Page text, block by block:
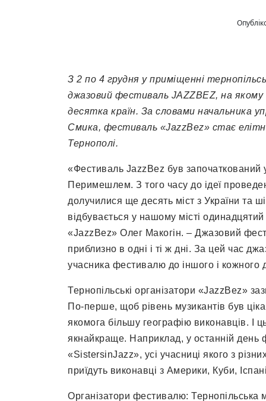
З 2 по 4 грудня у приміщенні
джазовий фестиваль JAZZBEZ, на якому
десятка країн. За словами начальника
Смика, фестиваль «JazzBez» стає
Тернополі.
«Фестиваль JazzBez був започаткований
Перимешлем. З того часу до ідеї
долучилися ще десять міст з України та
відбувається у нашому місті
«JazzBez» Олег Макогін. – Джазовий
приблизно в одні і ті ж дні. За цей час
учасника фестивалю до іншого і
Тернопільські організатори «JazzBez»
По-перше, щоб рівень музикантів був
якомога більшу географію виконавців. І
якнайкраще. Наприклад, у останній день
«SistersinJazz», усі учасниці якого з
приїдуть виконавці з Америки, Куби,
Організатори фестивалю: Тернопільська